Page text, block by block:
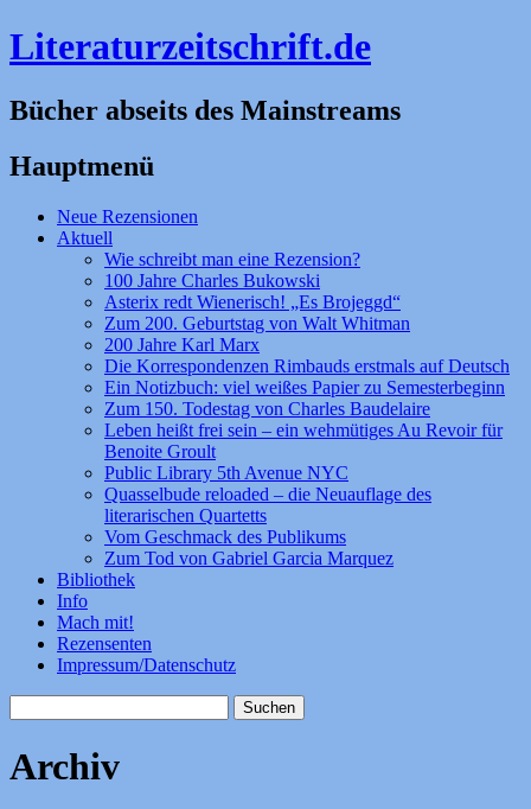
Literaturzeitschrift.de
Bücher abseits des Mainstreams
Hauptmenü
Zum
Inhalt
Neue Rezensionen
Aktuell
Wie schreibt man eine Rezension?
100 Jahre Charles Bukowski
Asterix redt Wienerisch! „Es Brojeggd“
Zum 200. Geburtstag von Walt Whitman
200 Jahre Karl Marx
Die Korrespondenzen Rimbauds erstmals auf Deutsch
Ein Notizbuch: viel weißes Papier zu Semesterbeginn
Zum 150. Todestag von Charles Baudelaire
Leben heißt frei sein – ein wehmütiges Au Revoir für
Benoite Groult
Public Library 5th Avenue NYC
Quasselbude reloaded – die Neuauflage des
literarischen Quartetts
Vom Geschmack des Publikums
Zum Tod von Gabriel Garcia Marquez
Bibliothek
Info
Mach mit!
Rezensenten
Impressum/Datenschutz
nach:
Archiv